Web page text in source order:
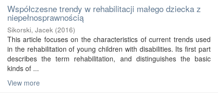
Współczesne trendy w rehabilitacji małego dziecka z
niepełnosprawnością
Sikorski, Jacek (2016)
This article focuses on the characteristics of current trends used
in the rehabilitation of young children with disabilities. Its first part
describes the term rehabilitation, and distinguishes the basic
kinds of ...
View more